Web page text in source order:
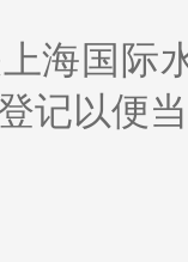
国际
记以便